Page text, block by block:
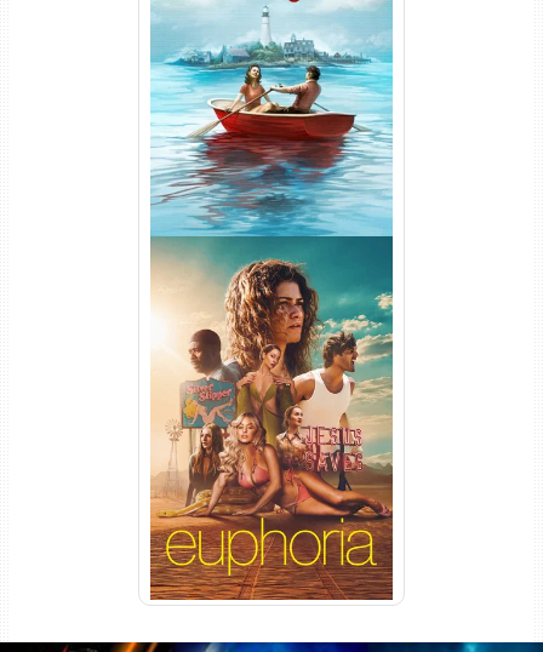
O Segredo de Widow’s Bay
1ª Temporada Torrent (2026)
WEB-DL 1080p Dual Áudio
Euphoria 3ª Temporada
Torrent (2026) WEB-DL 1080p
Dual Áudio